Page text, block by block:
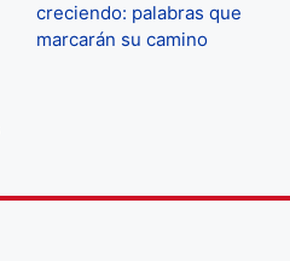
creciendo: palabras que
marcarán su camino